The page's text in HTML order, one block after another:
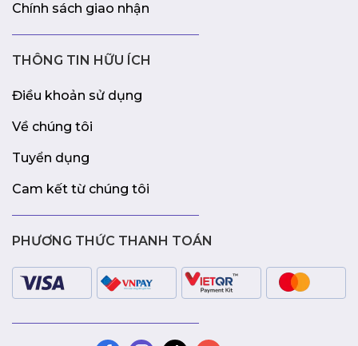
Chính sách giao nhận
THÔNG TIN HỮU ÍCH
Điều khoản sử dụng
Về chúng tôi
Tuyển dụng
Cam kết từ chúng tôi
PHƯƠNG THỨC THANH TOÁN